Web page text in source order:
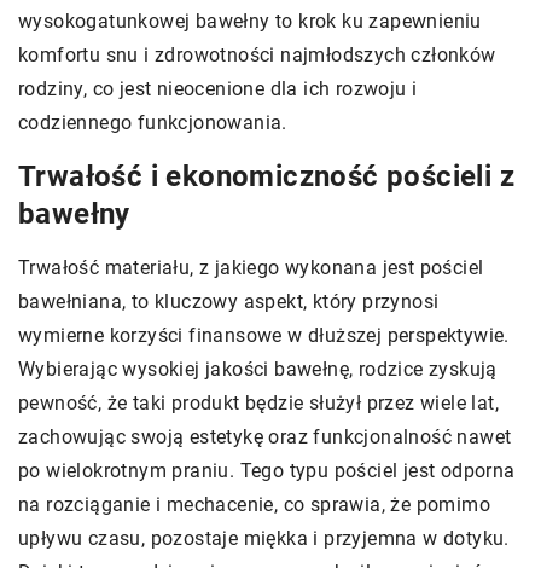
wysokogatunkowej bawełny to krok ku zapewnieniu
komfortu snu i zdrowotności najmłodszych członków
rodziny, co jest nieocenione dla ich rozwoju i
codziennego funkcjonowania.
Trwałość i ekonomiczność pościeli z
bawełny
Trwałość materiału, z jakiego wykonana jest pościel
bawełniana, to kluczowy aspekt, który przynosi
wymierne korzyści finansowe w dłuższej perspektywie.
Wybierając wysokiej jakości bawełnę, rodzice zyskują
pewność, że taki produkt będzie służył przez wiele lat,
zachowując swoją estetykę oraz funkcjonalność nawet
po wielokrotnym praniu. Tego typu pościel jest odporna
na rozciąganie i mechacenie, co sprawia, że pomimo
upływu czasu, pozostaje miękka i przyjemna w dotyku.